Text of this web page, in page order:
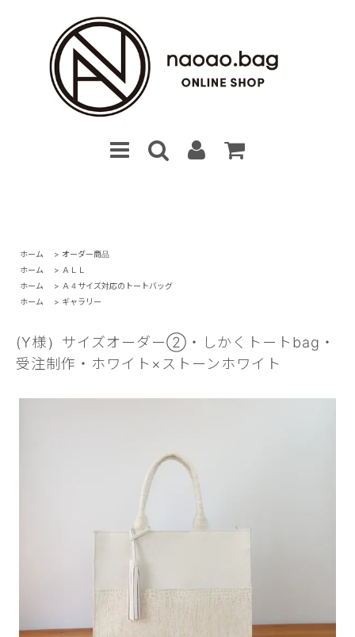
ホーム > オーダー商品
ホーム
> ＡＬＬ
ホーム
> Ａ４サイズ対応のトートバッグ
ホーム
> ギャラリー
(Y様）サイズオーダー②・しかくトートbag・
受注制作・ホワイト×ストーンホワイト